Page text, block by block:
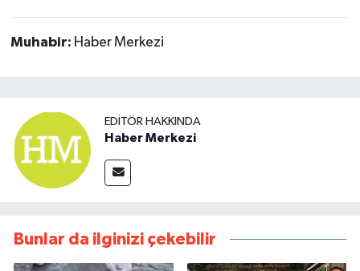
Muhabir: Haber Merkezi
EDITÖR HAKKINDA
Haber Merkezi
Bunlar da ilginizi çekebilir